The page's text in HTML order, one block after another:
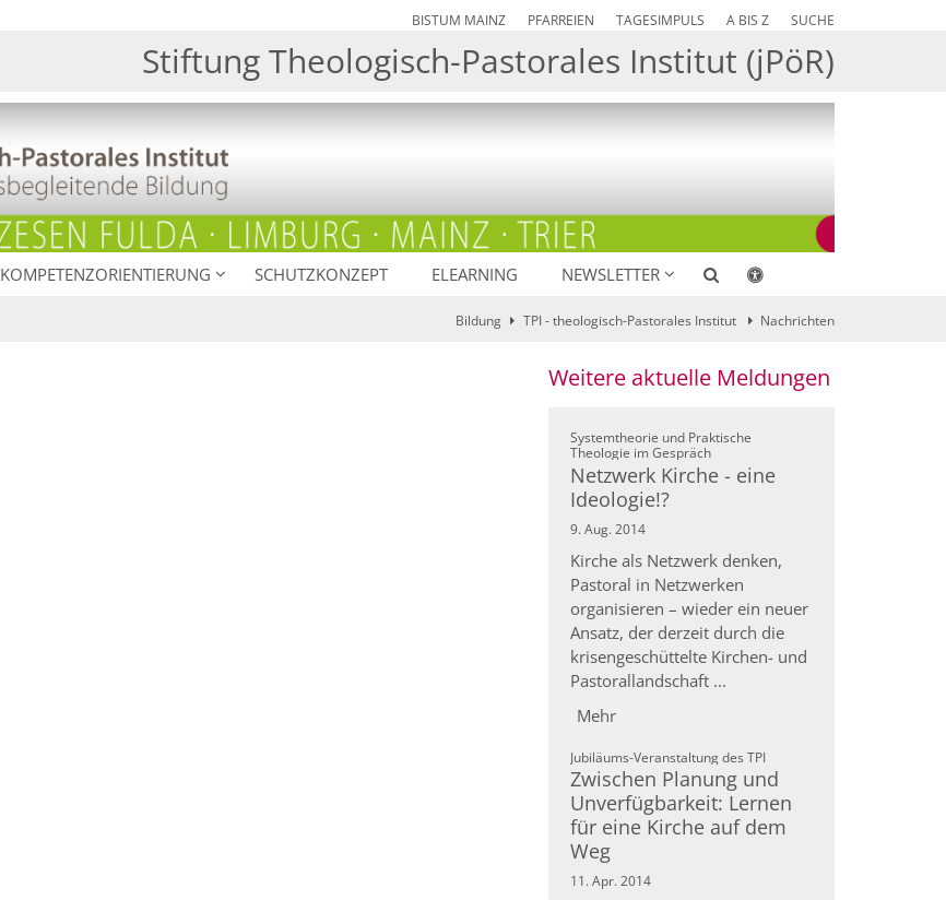
BISTUM MAINZ PFARREIEN TAGESIMPULS A BIS Z SUCHE
Stiftung Theologisch-Pastorales Institut (jPöR)
KOMPETENZORIENTIERUNG SCHUTZKONZEPT ELEARNING NEWSLETTER
Bildung TPI - theologisch-Pastorales Institut Nachrichten
Weitere aktuelle Meldungen
Systemtheorie und Praktische
Theologie im Gespräch:
Netzwerk Kirche - eine
Ideologie!?
9. Aug. 2014
Kirche als Netzwerk denken,
Pastoral in Netzwerken
organisieren – wieder ein neuer
Ansatz, der derzeit durch die
krisengeschüttelte Kirchen- und
Pastorallandschaft ...
Mehr
Jubiläums-Veranstaltung des TPI:
Zwischen Planung und
Unverfügbarkeit: Lernen
für eine Kirche auf dem
Weg
11. Apr. 2014